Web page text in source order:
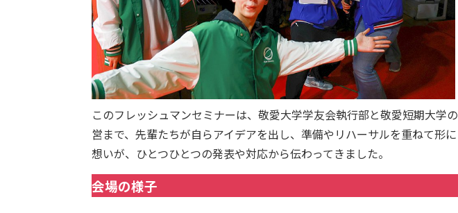
このフレッシュマンセミナーは、敬愛大学学友会執行部と敬愛短期大
営まで、先輩たちが自らアイデアを出し、準備やリハーサルを重ねて形
想いが、ひとつひとつの発表や対応から伝わってきました。
会場の様子